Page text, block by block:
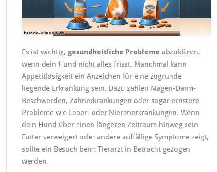
Es ist wichtig, gesundheitliche Probleme abzuklären,
wenn dein Hund nicht alles frisst. Manchmal kann
Appetitlosigkeit ein Anzeichen für eine zugrunde
liegende Erkrankung sein. Dazu zählen Magen-Darm-
Beschwerden, Zahnerkrankungen oder sogar ernstere
Probleme wie Leber- oder Nierenerkrankungen. Wenn
dein Hund über einen längeren Zeitraum hinweg sein
Futter verweigert oder andere auffällige Symptome zeigt,
sollte ein Besuch beim Tierarzt in Betracht gezogen
werden.